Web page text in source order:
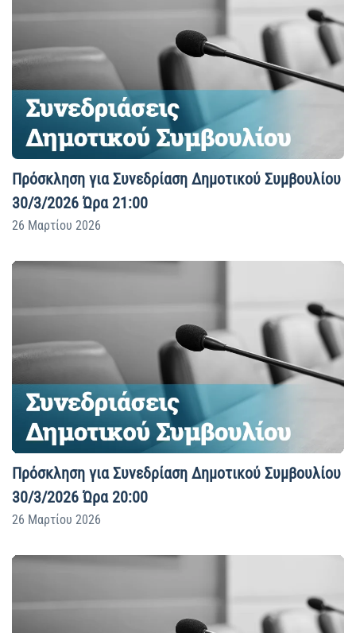
Πρόσκληση για Συνεδρίαση Δημοτικού Συμβουλίου
30/3/2026 Ώρα 21:00
26 Μαρτίου 2026
Πρόσκληση για Συνεδρίαση Δημοτικού Συμβουλίου
30/3/2026 Ώρα 20:00
26 Μαρτίου 2026